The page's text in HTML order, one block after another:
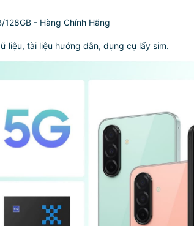
- Hàng Chính Hãng
liệu, tài liệu hướng dẫn, dụng cụ lấy sim.